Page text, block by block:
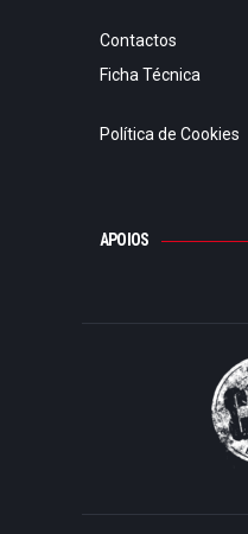
Contactos
Ficha Técnica
Política de Cookies
APOIOS